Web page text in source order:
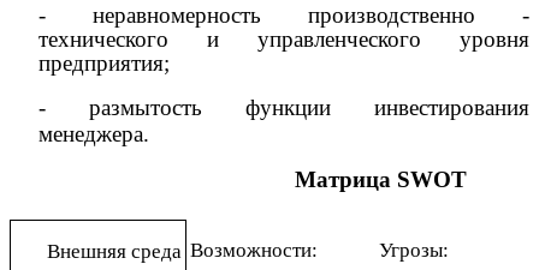
- неравномерность производственно -
технического и управленческого уровня
предприятия;
- размытость функции инвестирования
менеджера.
Матрица SWOT
Внешняя среда Возможности:
Угрозы: